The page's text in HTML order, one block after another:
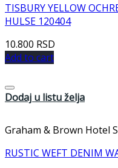
TISBURY YELLOW
HULSE 120404
10.800 RSD
Add to cart
Dodaj u listu želja
Graham & Brown Hotel
RUSTIC WEFT DENIM